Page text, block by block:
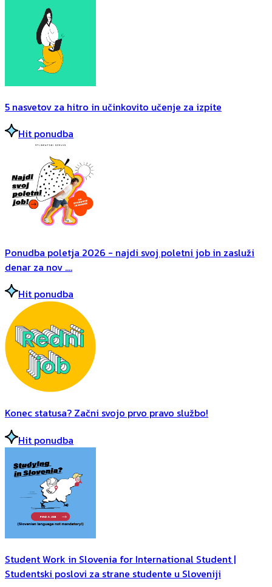
5 nasvetov za hitro in učinkovito učenje za izpite
Hit ponudba
Ponudba poletja 2026 - najdi svoj poletni job in zasluži
denar za nov ....
Hit ponudba
Konec statusa? Začni svojo prvo pravo službo!
Hit ponudba
Student Work in Slovenia for International Student |
Studentski poslovi za strane studente u Sloveniji